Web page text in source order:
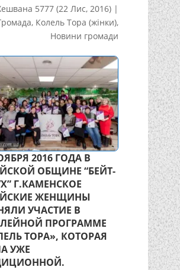
5777 (22 Лис, 2016) |
, Колель Тора (жінки),
Новини громади
2016 ГОДА В
ОБЩИНЕ “БЕЙТ-
Г.КАМЕНСКОЕ
ЖЕНЩИНЫ
УЧАСТИЕ В
ПРОГРАММЕ
ТОРА», КОТОРАЯ
УЖЕ